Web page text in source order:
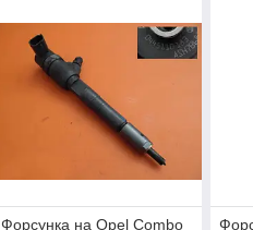
Форсунка на Opel Combo